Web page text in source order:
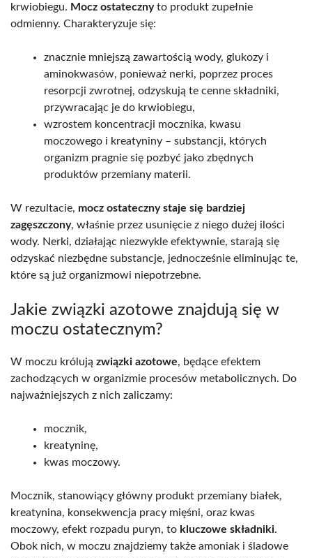
krwiobiegu. Mocz ostatecznyto produkt zupełnie
odmienny. Charakteryzuje się:
znacznie mniejszą zawartością wody, glukozy i
aminokwasów, ponieważ nerki, poprzez proces
resorpcji zwrotnej, odzyskują te cenne składniki,
przywracając je do krwiobiegu,
wzrostem koncentracji mocznika, kwasu
moczowego i kreatyniny – substancji, których
organizm pragnie się pozbyć jako zbędnych
produktów przemiany materii.
W rezultacie, mocz ostateczny staje się bardziej
zagęszczony, właśnie przez usunięcie z niego dużej ilości
wody. Nerki, działając niezwykle efektywnie, starają się
odzyskać niezbędne substancje, jednocześnie eliminując te,
które są już organizmowi niepotrzebne.
Jakie związki azotowe znajdują się w
moczu ostatecznym?
W moczu królują związki azotowe, będące efektem
zachodzących w organizmie procesów metabolicznych. Do
najważniejszych z nich zaliczamy:
mocznik,
kreatyninę,
kwas moczowy.
Mocznik, stanowiący główny produkt przemiany białek,
kreatynina, konsekwencja pracy mięśni, oraz kwas
moczowy, efekt rozpadu puryn, to kluczowe składniki.
Obok nich, w moczu znajdziemy także amoniak i śladowe